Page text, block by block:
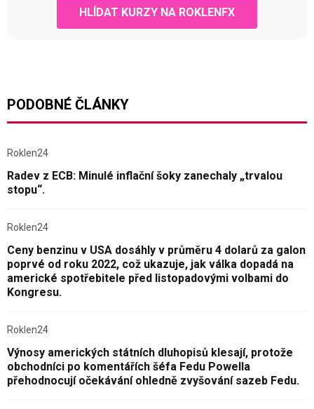
HLÍDAT KURZY NA ROKLENFX
PODOBNÉ ČLÁNKY
Roklen24
Radev z ECB: Minulé inflační šoky zanechaly „trvalou
stopu“.
Roklen24
Ceny benzinu v USA dosáhly v průměru 4 dolarů za galon
poprvé od roku 2022, což ukazuje, jak válka dopadá na
americké spotřebitele před listopadovými volbami do
Kongresu.
Roklen24
Výnosy amerických státních dluhopisů klesají, protože
obchodníci po komentářích šéfa Fedu Powella
přehodnocují očekávání ohledně zvyšování sazeb Fedu.